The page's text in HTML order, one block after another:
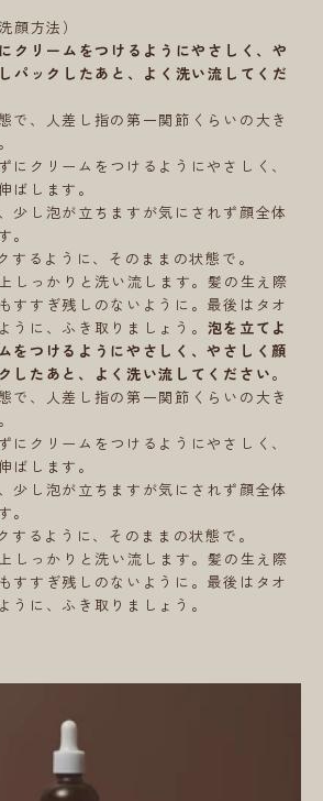
顔方法）
クリームをつけるようにやさしく、や
パックしたあと、よく洗い流してくだ
で、人差し指の第一関節くらいの大き
にクリームをつけるようにやさしく、
ばします。
少し泡が立ちますが気にされず顔全体
。
するように、そのままの状態で。
しっかりと洗い流します。髪の生え際
すすぎ残しのないように。最後はタオ
うに、ふき取りましょう。 泡を立てよ
をつけるようにやさしく、やさしく顔
したあと、よく洗い流してください。
で、人差し指の第一関節くらいの大き
にクリームをつけるようにやさしく、
ばします。
少し泡が立ちますが気にされず顔全体
。
するように、そのままの状態で。
しっかりと洗い流します。髪の生え際
すすぎ残しのないように。最後はタオ
うに、ふき取りましょう。